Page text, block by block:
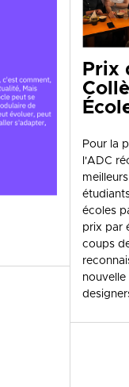
Prix
Pour la
l'ADC
écoles
prix par
coups